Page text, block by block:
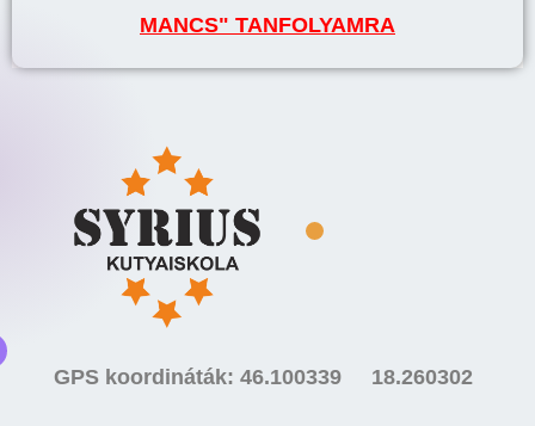
MANCS" TANFOLYAMRA
GPS koordináták: 46.100339 18.260302